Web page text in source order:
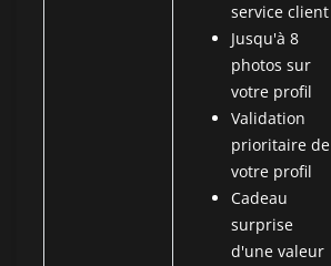
service client
Jusqu'à 8
photos sur
votre profil
Validation
prioritaire de
votre profil
Cadeau
surprise
d'une valeur